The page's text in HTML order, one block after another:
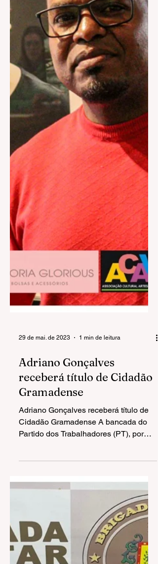
29 de mai. de 2023 1 min de leitura
receberá título de Cidadão
Gramadense
Adriano Gonçalves receberá título de
Cidadão Gramadense A bancada do
Partido dos Trabalhadores (PT), por
meio do vereador Professor...